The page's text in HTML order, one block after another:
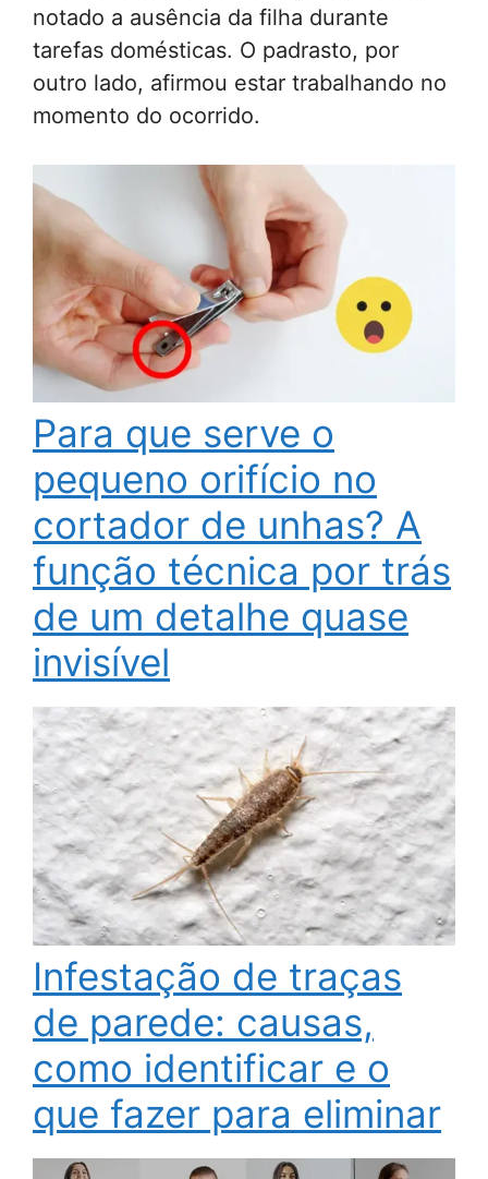
notado a ausência da filha durante
tarefas domésticas. O padrasto, por
outro lado, afirmou estar trabalhando no
momento do ocorrido.
Para que serve o
pequeno orifício no
cortador de unhas? A
função técnica por trás
de um detalhe quase
invisível
Infestação de traças
de parede: causas,
como identificar e o
que fazer para eliminar